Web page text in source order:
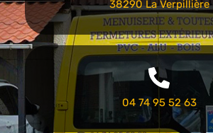
38290 La Verpillière
04 74 95 52 63